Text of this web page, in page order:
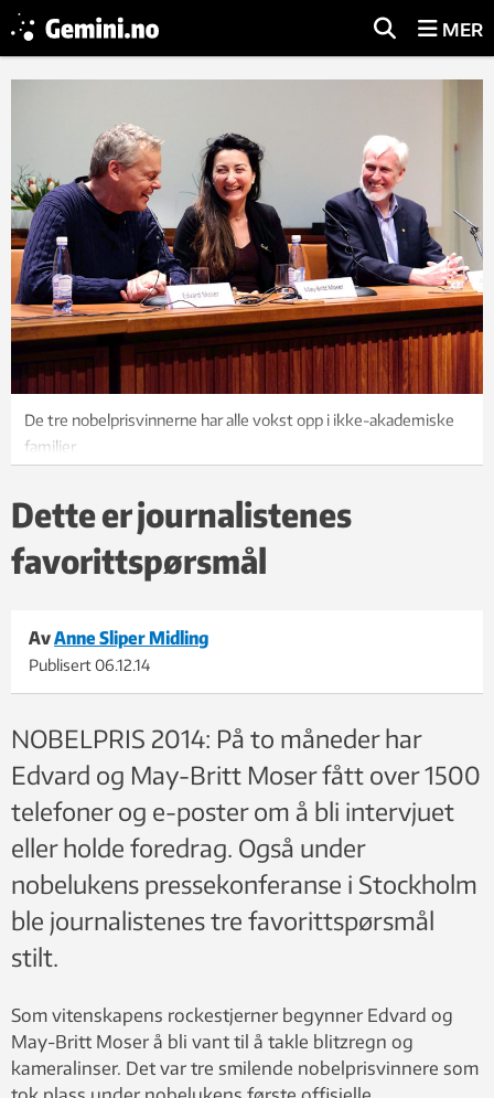
MER
De tre nobelprisvinnerne har alle vokst opp i ikke-akademiske
familier.
det er mulig for alle, svarte Edvard Moser ved NTNU. Foto:
Gunnar Kåre Hansen/NTNU
Dette er journalistenes
favorittspørsmål
AvAnne Sliper Midling
Publisert06.12.14
NOBELPRIS 2014: På to måneder har
Edvard og May-Britt Moser fått over 1500
telefoner og e-poster om å bli intervjuet
eller holde foredrag. Også under
nobelukens pressekonferanse i Stockholm
ble journalistenes tre favorittspørsmål
stilt.
Som vitenskapens rockestjerner begynner Edvard og
May-Britt Moser å bli vant til å takle blitzregn og
kameralinser. Det var tre smilende nobelprisvinnere som